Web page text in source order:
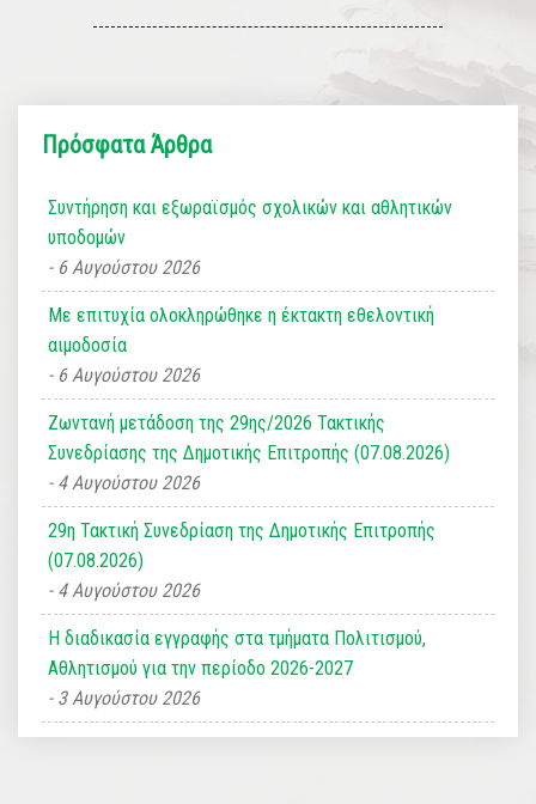
Πρόσφατα Άρθρα
Συντήρηση και εξωραϊσμός σχολικών και αθλητικών
υποδομών
6 Αυγούστου 2026
Με επιτυχία ολοκληρώθηκε η έκτακτη εθελοντική
αιμοδοσία
6 Αυγούστου 2026
Ζωντανή μετάδοση της 29ης/2026 Τακτικής
Συνεδρίασης της Δημοτικής Επιτροπής (07.08.2026)
4 Αυγούστου 2026
29η Τακτική Συνεδρίαση της Δημοτικής Επιτροπής
(07.08.2026)
4 Αυγούστου 2026
Η διαδικασία εγγραφής στα τμήματα Πολιτισμού,
Αθλητισμού για την περίοδο 2026-2027
3 Αυγούστου 2026